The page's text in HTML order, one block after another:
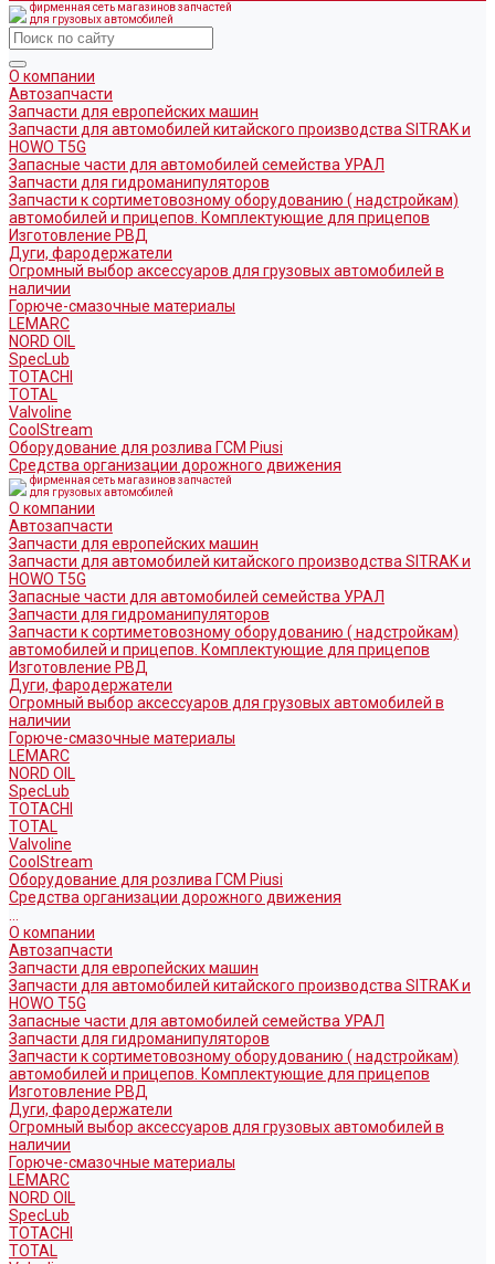
фирменная сеть магазинов запчастей
для грузовых автомобилей
О компании
Автозапчасти
Запчасти для европейских машин
Запчасти для автомобилей китайского производства SITRAK и
HOWO T5G
Запасные части для автомобилей семейства УРАЛ
Запчасти для гидроманипуляторов
Запчасти к сортиметовозному оборудованию ( надстройкам)
автомобилей и прицепов. Комплектующие для прицепов
Изготовление РВД
Дуги, фародержатели
Огромный выбор аксессуаров для грузовых автомобилей в
наличии
Горюче-смазочные материалы
LEMARC
NORD OIL
SpecLub
TOTACHI
TOTAL
Valvoline
CoolStream
Оборудование для розлива ГСМ Piusi
Средства организации дорожного движения
фирменная сеть магазинов запчастей
для грузовых автомобилей
О компании
Автозапчасти
Запчасти для европейских машин
Запчасти для автомобилей китайского производства SITRAK и
HOWO T5G
Запасные части для автомобилей семейства УРАЛ
Запчасти для гидроманипуляторов
Запчасти к сортиметовозному оборудованию ( надстройкам)
автомобилей и прицепов. Комплектующие для прицепов
Изготовление РВД
Дуги, фародержатели
Огромный выбор аксессуаров для грузовых автомобилей в
наличии
Горюче-смазочные материалы
LEMARC
NORD OIL
SpecLub
TOTACHI
TOTAL
Valvoline
CoolStream
Оборудование для розлива ГСМ Piusi
Средства организации дорожного движения
О компании
Автозапчасти
Запчасти для европейских машин
Запчасти для автомобилей китайского производства SITRAK и
HOWO T5G
Запасные части для автомобилей семейства УРАЛ
Запчасти для гидроманипуляторов
Запчасти к сортиметовозному оборудованию ( надстройкам)
автомобилей и прицепов. Комплектующие для прицепов
Изготовление РВД
Дуги, фародержатели
Огромный выбор аксессуаров для грузовых автомобилей в
наличии
Горюче-смазочные материалы
LEMARC
NORD OIL
SpecLub
TOTACHI
TOTAL